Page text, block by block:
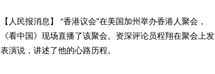
【人民报消息】 “香港议会”在美国加州举办香港人聚会，
《看中国》现场直播了该聚会。资深评论员程翔在聚会上发
表演说，讲述了他的心路历程。